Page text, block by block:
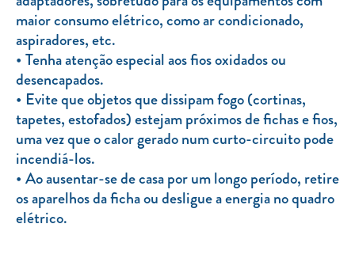
maior consumo elétrico, como ar condicionado,
aspiradores, etc.
Tenha atenção especial aos fios oxidados ou
desencapados.
Evite que objetos que dissipam fogo (cortinas,
tapetes, estofados) estejam próximos de fichas e fios,
uma vez que o calor gerado num curto-circuito pode
incendiá-los.
Ao ausentar-se de casa por um longo período, retire
os aparelhos da ficha ou desligue a energia no quadro
elétrico.